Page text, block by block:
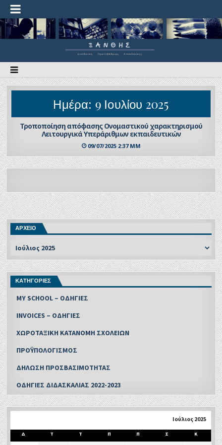
Ημέρα: 9 Ιουλίου 2025
Τροποποίηση απόφασης Ονομαστικού χαρακτηρισμού
Λειτουργικά Υπεράριθμων εκπαιδευτικών
09/07/2025 2:37 ΜΜ
ΑΡΧΕΙΟ
ΚΑΤΗΓΟΡΙΕΣ
MY SCHOOL – ΟΔΗΓΙΕΣ
INVOICES – ΟΔΗΓΙΕΣ
ΧΩΡΟΤΑΞΙΚΗ ΚΑΤΑΝΟΜΗ ΣΧΟΛΕΙΩΝ
ΠΡΟΫΠΟΛΟΓΙΣΜΟΣ
ΔΗΛΩΣΗ ΠΡΟΣΒΑΣΙΜΟΤΗΤΑΣ
ΟΔΗΓΙΕΣ ΔΙΔΑΣΚΑΛΙΑΣ 2022-2023
Ιούλιος 2025
Δ Τ Τ Π Π Σ Κ